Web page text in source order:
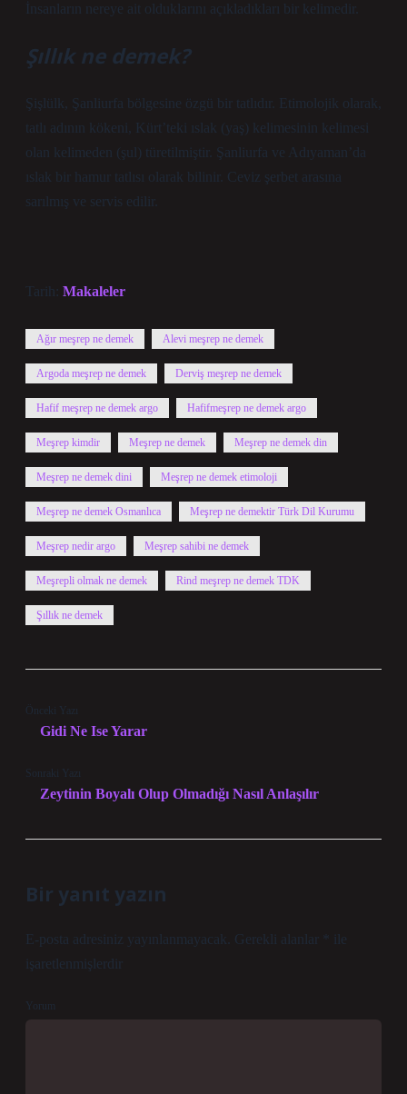
İnsanların nereye ait olduklarını açıkladıkları bir kelimedir.
Şıllık ne demek?
Şişlülk, Şanliurfa bölgesine özgü bir tatlıdır. Etimolojik olarak,
tatlı adının kökeni, Kürt’teki ıslak (yaş) kelimesinin kelimesi
olan kelimeden (şul) türetilmiştir. Şanliurfa ve Adıyaman’da
ıslak bir hamur tatlısı olarak bilinir. Ceviz şerbet arasına
sarılmış ve servis edilir.
Tarih: Makaleler
Ağır meşrep ne demek Alevi meşrep ne demek
Argoda meşrep ne demek Derviş meşrep ne demek
Hafif meşrep ne demek argo Hafifmeşrep ne demek argo
Meşrep kimdir Meşrep ne demek Meşrep ne demek din
Meşrep ne demek dini Meşrep ne demek etimoloji
Meşrep ne demek Osmanlıca Meşrep ne demektir Türk Dil Kurumu
Meşrep nedir argo Meşrep sahibi ne demek
Meşrepli olmak ne demek Rind meşrep ne demek TDK
Şıllık ne demek
Önceki Yazı
Gidi Ne Ise Yarar
Sonraki Yazı
Zeytinin Boyalı Olup Olmadığı Nasıl Anlaşılır
Bir yanıt yazın
E-posta adresiniz yayınlanmayacak. Gerekli alanlar
ile
işaretlenmişlerdir
Yorum